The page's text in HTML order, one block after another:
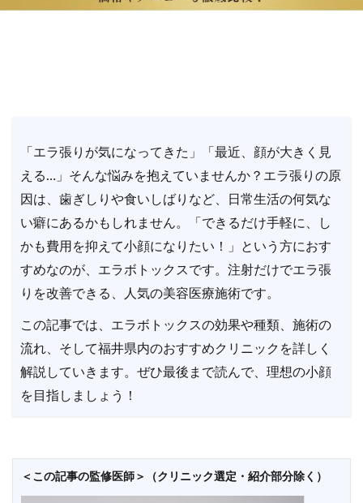
「エラ張りが気になってきた」「最近、顔が大きく見
える…」そんな悩みを抱えていませんか？エラ張りの原
因は、歯ぎしりや食いしばりなど、日常生活の何気な
い癖にあるかもしれません。「できるだけ手軽に、し
かも費用を抑えて小顔になりたい！」という方におす
すめなのが、エラボトックスです。注射だけでエラ張
りを改善できる、人気の美容医療施術です。
この記事では、エラボトックスの効果や種類、施術の
流れ、そして福井県内のおすすめクリニックを詳しく
解説していきます。ぜひ最後まで読んで、理想の小顔
を目指しましょう！
＜この記事の監修医師＞（クリニック選定・紹介部分除く）